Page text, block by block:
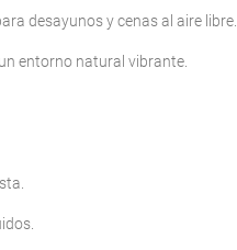
desayunos y cenas al aire libre.
entorno natural vibrante.